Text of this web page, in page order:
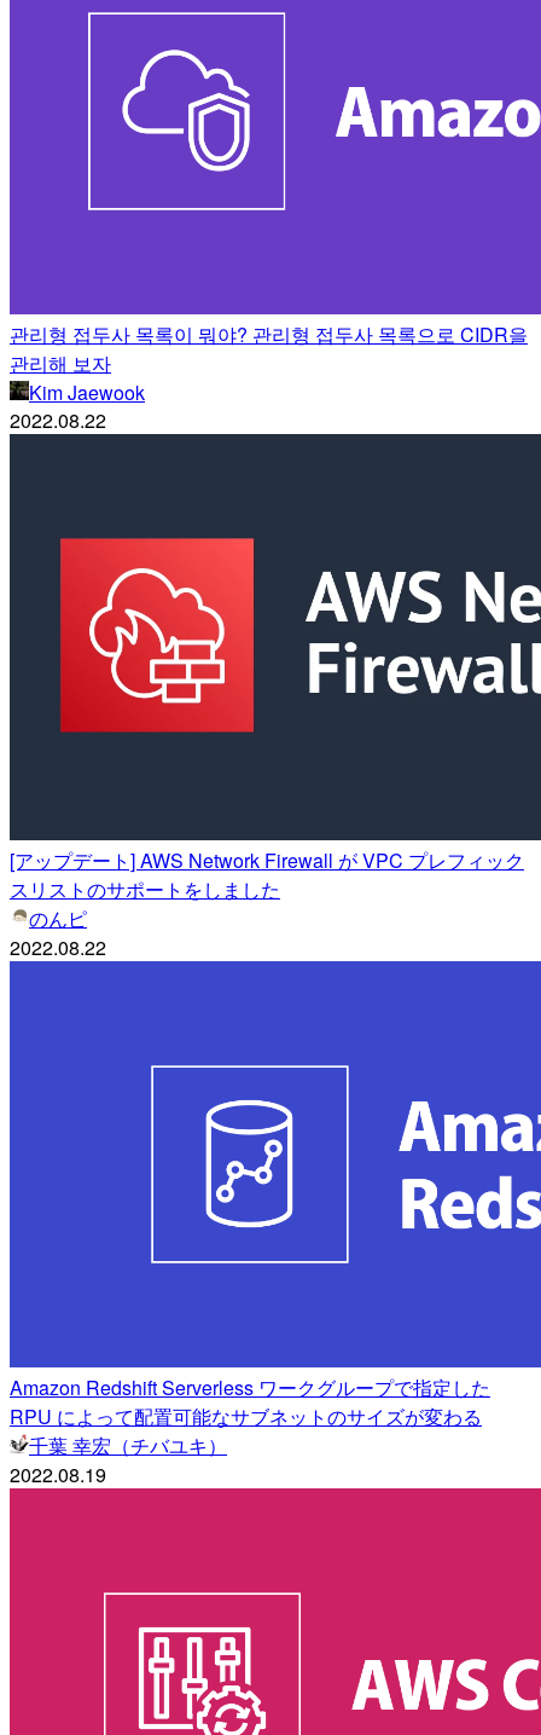
관리형 접두사 목록이 뭐야? 관리형 접두사 목록으로 CIDR을
관리해 보자
Kim Jaewook
2022.08.22
[アップデート] AWS Network Firewall が VPC プレフィック
スリストのサポートをしました
のんピ
2022.08.22
Amazon Redshift Serverless ワークグループで指定した
RPU によって配置可能なサブネットのサイズが変わる
千葉 幸宏（チバユキ）
2022.08.19